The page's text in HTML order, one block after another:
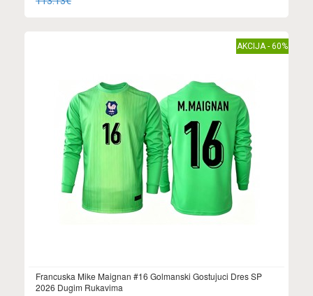
AKCIJA - 60%
Francuska Mike Maignan #16 Golmanski Gostujuci Dres SP
2026 Dugim Rukavima